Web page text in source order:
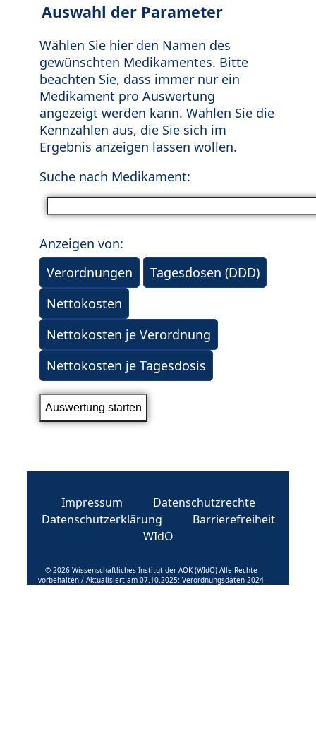
Auswahl der Parameter
Wählen Sie hier den Namen des
gewünschten Medikamentes. Bitte
beachten Sie, dass immer nur ein
Medikament pro Auswertung
angezeigt werden kann. Wählen Sie die
Kennzahlen aus, die Sie sich im
Ergebnis anzeigen lassen wollen.
Suche nach Medikament:
Anzeigen von:
Verordnungen
Tagesdosen (DDD)
Nettokosten
Nettokosten je Verordnung
Nettokosten je Tagesdosis
Impressum
Datenschutzrechte
Datenschutzerklärung
Barrierefreiheit
WIdO
© 2026 Wissenschaftliches Institut der AOK (WIdO) Alle Rechte
vorbehalten / Aktualisiert am 07.10.2025: Verordnungsdaten 2024